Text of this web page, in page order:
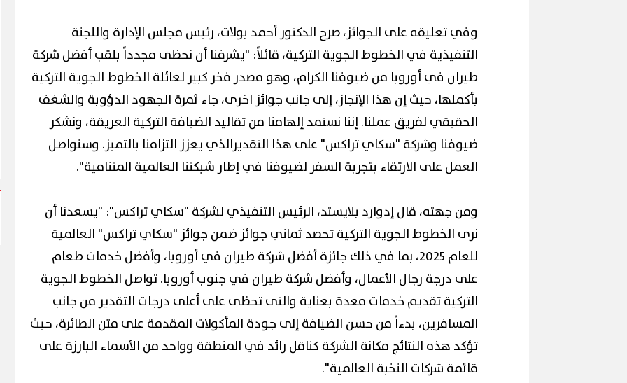
وفي تعليقه على الجوائز، صرح الدكتور أحمد بولات، رئيس مجلس الإدارة واللجنة
التنفيذية في الخطوط الجوية التركية، قائلاً: "يشرفنا أن نحظى مجدداً بلقب أفضل شركة
طيران في أوروبا من ضيوفنا الكرام، وهو مصدر فخر كبير لعائلة الخطوط الجوية التركية
بأكملها، حيث إن هذا الإنجاز، إلى جانب جوائز اخرى، جاء ثمرة الجهود الدؤوبة والشغف
الحقيقي لفريق عملنا. إننا نستمد إلهامنا من تقاليد الضيافة التركية العريقة، ونشكر
ضيوفنا وشركة "سكاي تراكس" على هذا التقديرالذي يعزز التزامنا بالتميز. وسنواصل
العمل على الارتقاء بتجربة السفر لضيوفنا في إطار شبكتنا العالمية المتنامية".
ومن جهته، قال إدوارد بلايستد، الرئيس التنفيذي لشركة "سكاي تراكس": "يسعدنا أن
نرى الخطوط الجوية التركية تحصد ثماني جوائز ضمن جوائز "سكاي تراكس" العالمية
للعام 2025، بما في ذلك جائزة أفضل شركة طيران في أوروبا، وأفضل خدمات طعام
على درجة رجال الأعمال، وأفضل شركة طيران في جنوب أوروبا. تواصل الخطوط الجوية
التركية تقديم خدمات معدة بعناية والتى تحظى على أعلى درجات التقدير من جانب
المسافرين، بدءاً من حسن الضيافة إلى جودة المأكولات المقدمة على متن الطائرة، حيث
تؤكد هذه النتائج مكانة الشركة كناقل رائد في المنطقة وواحد من الأسماء البارزة على
قائمة شركات النخبة العالمية".